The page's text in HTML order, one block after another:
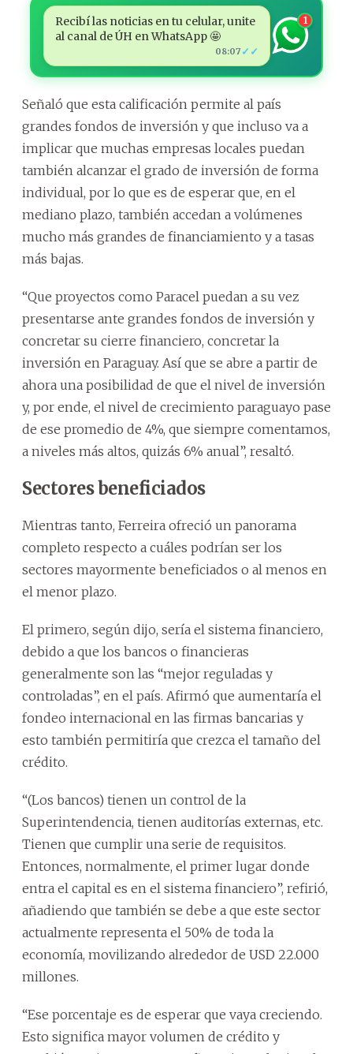
Recibí las noticias en tu celular, unite
al canal de ÚH en WhatsApp 🤩
08:07 ✓✓
1
Señaló que esta calificación permite al país
grandes fondos de inversión y que incluso va a
implicar que muchas empresas locales puedan
también alcanzar el grado de inversión de forma
individual, por lo que es de esperar que, en el
mediano plazo, también accedan a volúmenes
mucho más grandes de financiamiento y a tasas
más bajas.
“Que proyectos como Paracel puedan a su vez
presentarse ante grandes fondos de inversión y
concretar su cierre financiero, concretar la
inversión en Paraguay. Así que se abre a partir de
ahora una posibilidad de que el nivel de inversión
y, por ende, el nivel de crecimiento paraguayo pase
de ese promedio de 4%, que siempre comentamos,
a niveles más altos, quizás 6% anual”, resaltó.
Sectores beneficiados
Mientras tanto, Ferreira ofreció un panorama
completo respecto a cuáles podrían ser los
sectores mayormente beneficiados o al menos en
el menor plazo.
El primero, según dijo, sería el sistema financiero,
debido a que los bancos o financieras
generalmente son las “mejor reguladas y
controladas”, en el país. Afirmó que aumentaría el
fondeo internacional en las firmas bancarias y
esto también permitiría que crezca el tamaño del
crédito.
“(Los bancos) tienen un control de la
Superintendencia, tienen auditorías externas, etc.
Tienen que cumplir una serie de requisitos.
Entonces, normalmente, el primer lugar donde
entra el capital es en el sistema financiero”, refirió,
añadiendo que también se debe a que este sector
actualmente representa el 50% de toda la
economía, movilizando alrededor de USD 22.000
millones.
“Ese porcentaje es de esperar que vaya creciendo.
Esto significa mayor volumen de crédito y